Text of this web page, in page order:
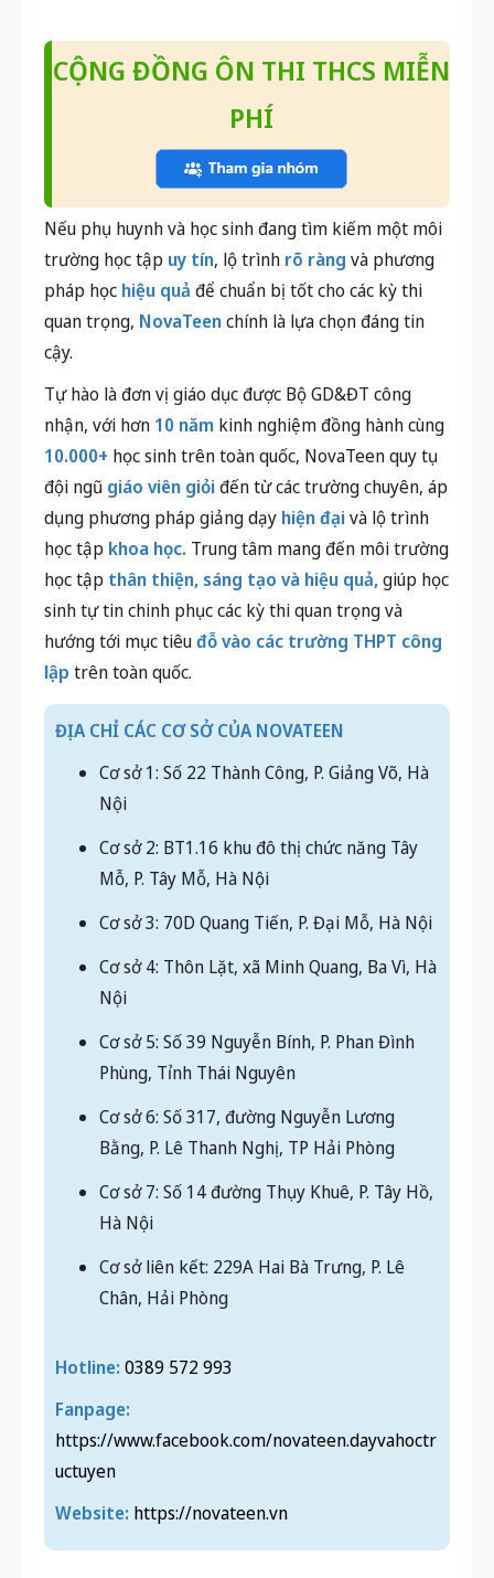
CỘNG ĐỒNG ÔN THI THCS MIỄN
PHÍ
Nếu phụ huynh và học sinh đang tìm kiếm một môi
trường học tập uy tín, lộ trình rõ ràng và phương
pháp học hiệu quả để chuẩn bị tốt cho các kỳ thi
quan trọng, NovaTeenchính là lựa chọn đáng tin
cậy.
Tự hào là đơn vị giáo dục được Bộ GD&ĐT công
nhận, với hơn 10 năm kinh nghiệm đồng hành cùng
10.000+ học sinh trên toàn quốc, NovaTeen quy tụ
đội ngũ giáo viên giỏiđến từ các trường chuyên, áp
dụng phương pháp giảng dạy hiện đạivà lộ trình
học tập khoa học. Trung tâm mang đến môi trường
học tập thân thiện, sáng tạo và hiệu quả,giúp học
sinh tự tin chinh phục các kỳ thi quan trọng và
hướng tới mục tiêuđỗ vào các trường THPT công
lập trên toàn quốc.
ĐỊA CHỈ CÁC CƠ SỞ CỦA NOVATEEN
Cơ sở 1: Số 22 Thành Công, P. Giảng Võ, Hà
Nội
Cơ sở 2: BT1.16 khu đô thị chức năng Tây
Mỗ, P. Tây Mỗ, Hà Nội
Cơ sở 3: 70D Quang Tiến, P. Đại Mỗ, Hà Nội
Cơ sở 4: Thôn Lặt, xã Minh Quang, Ba Vì, Hà
Nội
Cơ sở 5: Số 39 Nguyễn Bính, P. Phan Đình
Phùng, Tỉnh Thái Nguyên
Cơ sở 6: Số 317, đường Nguyễn Lương
Bằng, P. Lê Thanh Nghị, TP Hải Phòng
Cơ sở 7: Số 14 đường Thụy Khuê, P. Tây Hồ,
Hà Nội
Cơ sở liên kết: 229A Hai Bà Trưng, P. Lê
Chân, Hải Phòng
Hotline: 0389 572 993
Fanpage:
https://www.facebook.com/novateen.dayvahoctr
uctuyen
Website: https://novateen.vn